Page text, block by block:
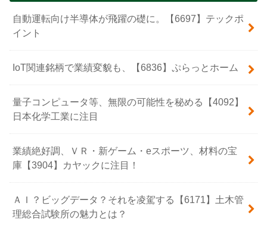
自動運転向け半導体が飛躍の礎に。【6697】テックポ
イント
IoT関連銘柄で業績変貌も、【6836】ぷらっとホーム
量子コンピュータ等、無限の可能性を秘める【4092】
日本化学工業に注目
業績絶好調、ＶＲ・新ゲーム・eスポーツ、材料の宝
庫【3904】カヤックに注目！
ＡＩ？ビッグデータ？それを凌駕する【6171】土木管
理総合試験所の魅力とは？